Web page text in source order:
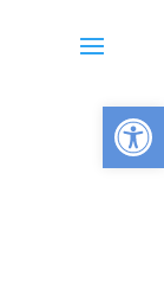
Ouvrir